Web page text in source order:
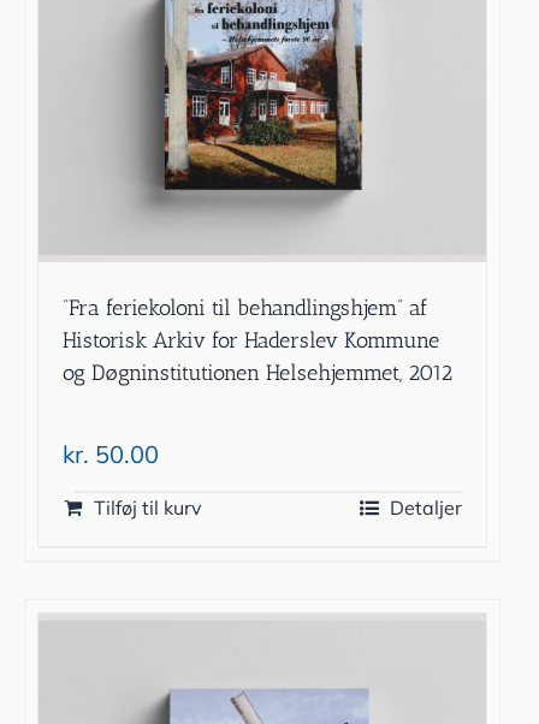
”Fra feriekoloni til behandlingshjem” af
Historisk Arkiv for Haderslev Kommune
og Døgninstitutionen Helsehjemmet, 2012
kr. 50.00
Tilføj til kurv Detaljer